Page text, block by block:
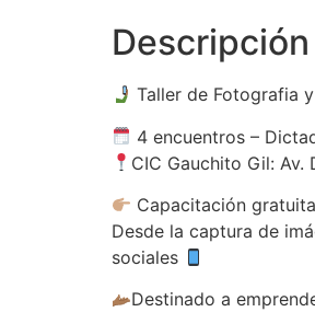
Descripción
Taller de Fotografia
4 encuentros –
CIC Gauchito Gil:
Capacitación
Desde la captura de
sociales
Destinado a